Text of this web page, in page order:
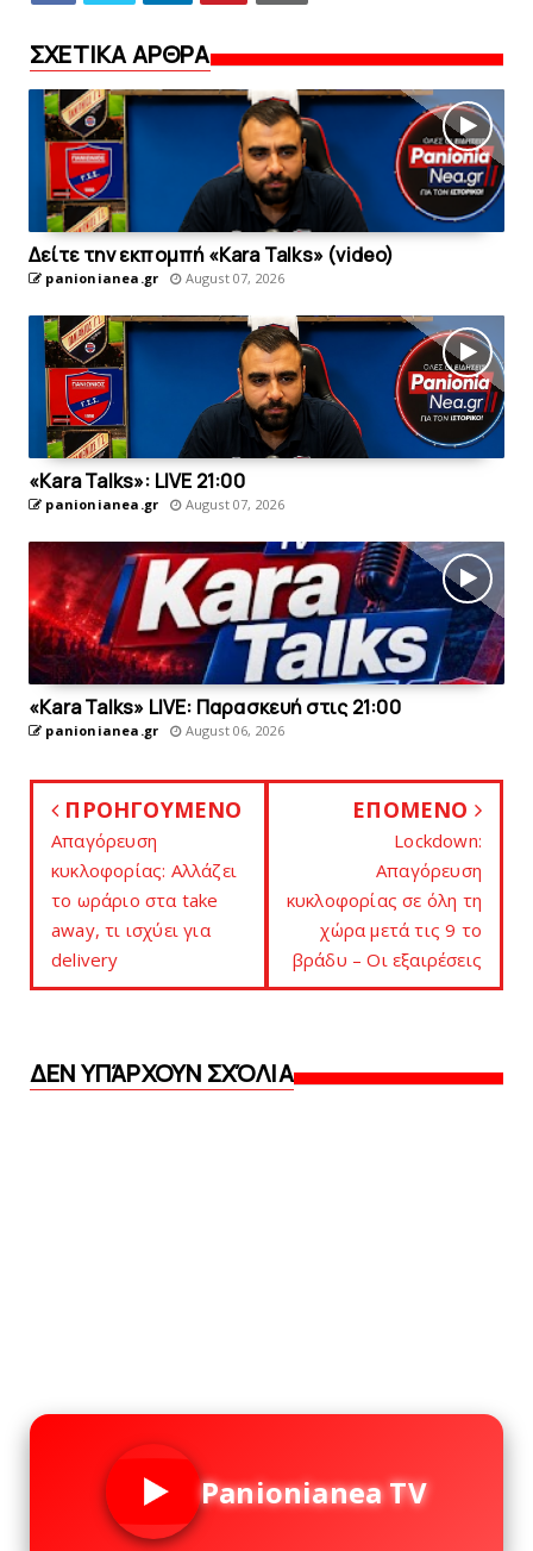
ΣΧΕΤΙΚΑ ΑΡΘΡΑ
Δείτε την εκπομπή «Kara Talks» (video)
panionianea.gr August 07, 2026
«Kara Talks»: LIVE 21:00
panionianea.gr August 07, 2026
«Kara Talks» LIVE: Παρασκευή στις 21:00
panionianea.gr August 06, 2026
ΠΡΟΗΓΟΥΜΕΝΟ
Απαγόρευση
κυκλοφορίας: Αλλάζει
το ωράριο στα take
away, τι ισχύει για
delivery
ΕΠΟΜΕΝΟ
Lockdown:
Απαγόρευση
κυκλοφορίας σε όλη τη
χώρα μετά τις 9 το
βράδυ – Οι εξαιρέσεις
ΔΕΝ ΥΠΆΡΧΟΥΝ ΣΧΌΛΙΑ
Panionianea TV